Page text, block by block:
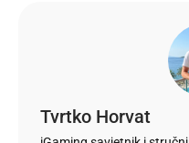
Tvrtko Horvat